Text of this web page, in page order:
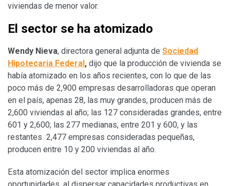
viviendas de menor valor.
El sector se ha atomizado
Wendy Nieva, directora general adjunta de Sociedad
Hipotecaria Federal, dijo que la producción de vivienda se
había atomizado en los años recientes, con lo que de las
poco más de 2,900 empresas desarrolladoras que operan
en el país, apenas 28, las muy grandes, producen más de
2,600 viviendas al año; las 127 consideradas grandes, entre
601 y 2,600; las 277 medianas, entre 201 y 600, y las
restantes 2,477 empresas consideradas pequeñas,
producen entre 10 y 200 viviendas al año.
Esta atomización del sector implica enormes